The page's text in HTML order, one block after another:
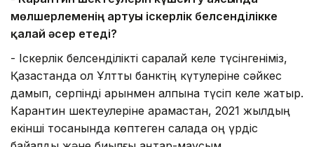
мөлшерлеменің артуы іскерлік белсенділікке
қалай әсер етеді?
- Іскерлік белсенділікті саралай келе түсінгеніміз,
Қазақстанда ол Ұлттық банктің күтулеріне сәйкес
дамып, серпінді қарқынмен қалпына түсіп келе жатыр.
Карантин шектеулеріне қарамастан, 2021 жылдың
екінші тоқсанында көптеген салада оң үрдіс